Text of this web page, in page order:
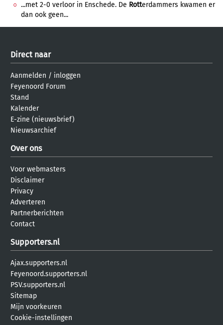
...met 2-0 verloor in Enschede. De Rotterdammers kwamen er
dan ook geen...
Direct naar
Aanmelden / inloggen
Feyenoord Forum
Stand
Kalender
E-zine (nieuwsbrief)
Nieuwsarchief
Over ons
Voor webmasters
Disclaimer
Privacy
Adverteren
Partnerberichten
Contact
Supporters.nl
Ajax.supporters.nl
Feyenoord.supporters.nl
PSV.supporters.nl
Sitemap
Mijn voorkeuren
Cookie-instellingen